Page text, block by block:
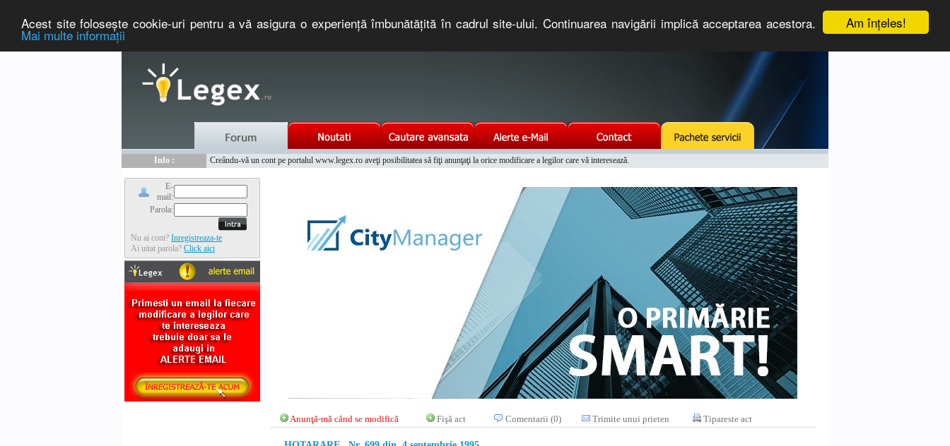
Am înţeles!
Acest site foloseşte cookie-uri pentru a vă asigura o experienţă îmbunătăţită în cadrul site-ului. Continuarea navigării implică acceptarea acestora.
Mai multe informaţii
Info :
Creându-vă un cont pe portalul www.legex.ro aveţi posibilitatea să fiţi anunţaţi la orice modificare a legilor care vă interesează.
E-
mail:
Parola:
Nu ai cont? Inregistreaza-te
Ai uitat parola? Click aici
Anunţă-mă când se modifică Fişă act Comentarii (0) Trimite unui prieten Tipareste act